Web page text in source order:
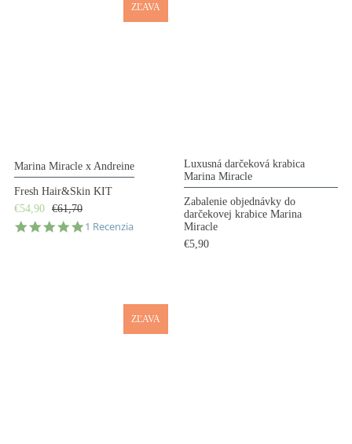
ZĽAVA
Marina Miracle x Andreine
Fresh Hair&Skin KIT
€54,90
€61,70
5.0
1 Recenzia
Luxusná darčeková krabica
Marina Miracle
Zabalenie objednávky do
darčekovej krabice Marina
Miracle
€5,90
ZĽAVA